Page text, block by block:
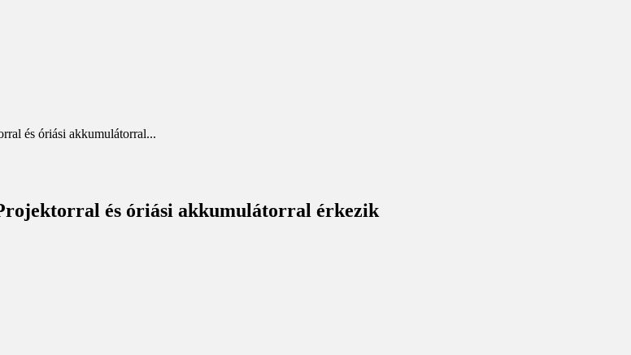
és óriási akkumulátorral...
és óriási akkumulátorral érkezik